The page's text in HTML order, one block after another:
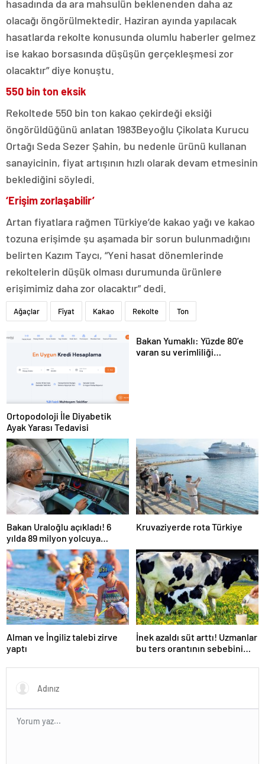
hasadında da ara mahsulün beklenenden daha az
olacağı öngörülmektedir. Haziran ayında yapılacak
hasatlarda rekolte konusunda olumlu haberler gelmez
ise kakao borsasında düşüşün gerçekleşmesi zor
olacaktır” diye konuştu.
550 bin ton eksik
Rekoltede 550 bin ton kakao çekirdeği eksiği
öngörüldüğünü anlatan 1983Beyoğlu Çikolata Kurucu
Ortağı Seda Sezer Şahin, bu nedenle ürünü kullanan
sanayicinin, fiyat artışının hızlı olarak devam etmesinin
beklediğini söyledi.
‘Erişim zorlaşabilir’
Artan fiyatlara rağmen Türkiye’de kakao yağı ve kakao
tozuna erişimde şu aşamada bir sorun bulunmadığını
belirten Kazım Taycı, “Yeni hasat dönemlerinde
rekoltelerin düşük olması durumunda ürünlere
erişimimiz daha zor olacaktır” dedi.
Ağaçlar Fiyat Kakao Rekolte Ton
Ortopodoloji İle Diyabetik
Ayak Yarası Tedavisi
Bakan Yumaklı: Yüzde 80’e
varan su verimliliği
Bakan Uraloğlu açıkladı! 6
yılda 89 milyon yolcuya
hizmet verdi
Kruvaziyerde rota Türkiye
Alman ve İngiliz talebi zirve
yaptı
İnek azaldı süt arttı! Uzmanlar
bu ters orantının sebebini